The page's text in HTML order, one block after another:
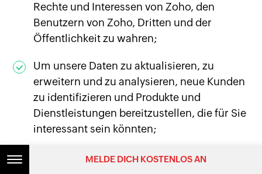
Rechte und Interessen von Zoho, den
Benutzern von Zoho, Dritten und der
Öffentlichkeit zu wahren;
Um unsere Daten zu aktualisieren, zu
erweitern und zu analysieren, neue Kunden
zu identifizieren und Produkte und
Dienstleistungen bereitzustellen, die für Sie
interessant sein könnten;
Um Trends zu analysieren, unsere Websites
MELDE DICH KOSTENLOS AN